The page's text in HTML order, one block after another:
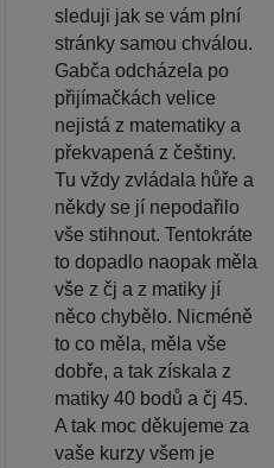
sleduji jak se vám plní
stránky samou chválou.
Gabča odcházela po
přijímačkách velice
nejistá z matematiky a
překvapená z češtiny.
Tu vždy zvládala hůře a
někdy se jí nepodařilo
vše stihnout. Tentokráte
to dopadlo naopak měla
vše z čj a z matiky jí
něco chybělo. Nicméně
to co měla, měla vše
dobře, a tak získala z
matiky 40 bodů a čj 45.
A tak moc děkujeme za
vaše kurzy všem je